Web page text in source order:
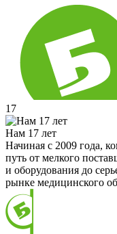
17
Нам 17 лет
Начиная с 2009 года,
путь от мелкого
и оборудования до
рынке медицинского